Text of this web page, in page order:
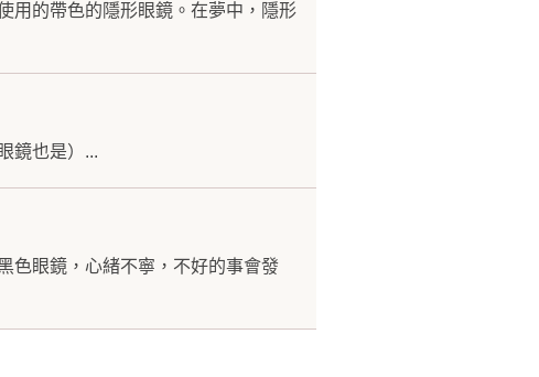
用的帶色的隱形眼鏡。在夢中，隱形
鏡也是）...
色眼鏡，心緒不寧，不好的事會發